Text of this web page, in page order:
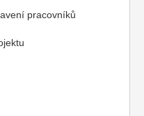
pracovníků